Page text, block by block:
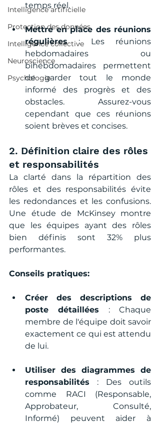
Intelligence artificielle
Protection des données
Intelligence collective
Neuroscience
Psychologie
temps réel.
Mettre en place des réunions
régulières : Les réunions
hebdomadaires ou
bihebdomadaires permettent
de garder tout le monde
informé des progrès et des
obstacles. Assurez-vous
cependant que ces réunions
soient brèves et concises.
2. Définition claire des rôles
et responsabilités
La clarté dans la répartition des
rôles et des responsabilités évite
les redondances et les confusions.
Une étude de McKinsey montre
que les équipes ayant des rôles
bien définis sont 32% plus
performantes.
Conseils pratiques:
Créer des descriptions de
poste détaillées : Chaque
membre de l'équipe doit savoir
exactement ce qui est attendu
de lui.
Utiliser des diagrammes de
responsabilités : Des outils
comme RACI (Responsable,
Approbateur, Consulté,
Informé) peuvent aider à